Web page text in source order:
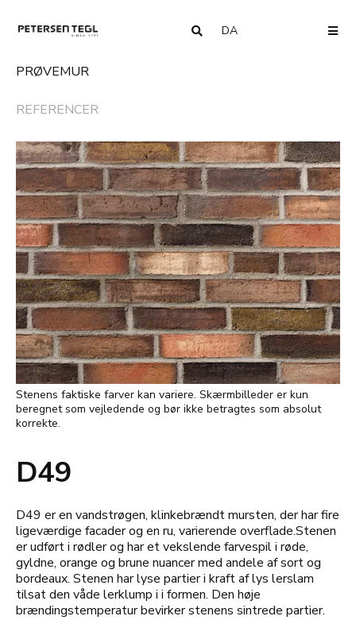
DA
PRØVEMUR
REFERENCER
Stenens faktiske farver kan variere. Skærmbilleder er kun
beregnet som vejledende og bør ikke betragtes som absolut
korrekte.
D49
D49 er en vandstrøgen, klinkebrændt mursten, der har fire
ligeværdige facader og en ru, varierende overflade.Stenen
er udført i rødler og har et vekslende farvespil i røde,
gyldne, orange og brune nuancer med andele af sort og
bordeaux. Stenen har lyse partier i kraft af lys lerslam
tilsat den våde lerklump i i formen. Den høje
brændingstemperatur bevirker stenens sintrede partier.